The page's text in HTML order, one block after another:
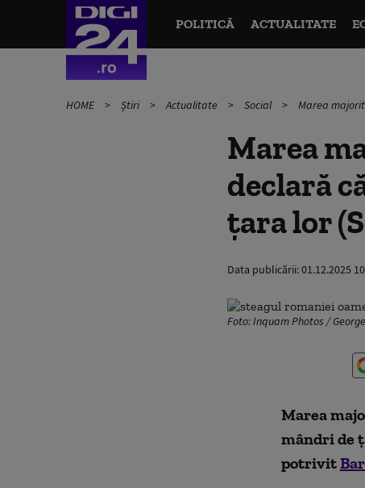
POLITICĂ ACTUALITATE
HOME Știri Actualitate Social Marea
Marea
declară
țara lor
Data publicării:01.12.2025
Foto: Inquam Photos /
Marea
mândri de
potrivit